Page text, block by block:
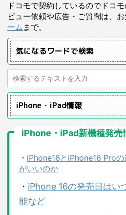
ドコモで契約しているのでドコ
ビュー依頼や広告・ご質問は、
ーム まで。
気になるワードで検索
iPhone・iPad情報
iPhone・iPad新機種発売
・ iPhone16とiPhone16 Pro
がいいのか
・ iPhone 16の発売日はい
能など